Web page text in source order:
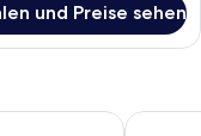
und Preise sehen
Hotel